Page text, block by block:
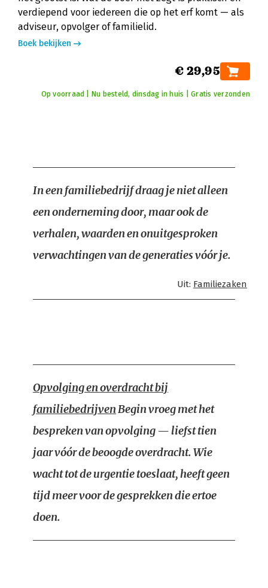
verdiepend voor iedereen die op het erf komt — als
adviseur, opvolger of familielid.
Boek bekijken
€ 29,95
Op voorraad | Nu besteld, dinsdag in huis | Gratis verzonden
In een familiebedrijf draag je niet alleen
een onderneming door, maar ook de
verhalen, waarden en onuitgesproken
verwachtingen van de generaties vóór je.
Uit: Familiezaken
Opvolging en overdracht bij
familiebedrijvenBegin vroeg met het
bespreken van opvolging — liefst tien
jaar vóór de beoogde overdracht. Wie
wacht tot de urgentie toeslaat, heeft geen
tijd meer voor de gesprekken die ertoe
doen.